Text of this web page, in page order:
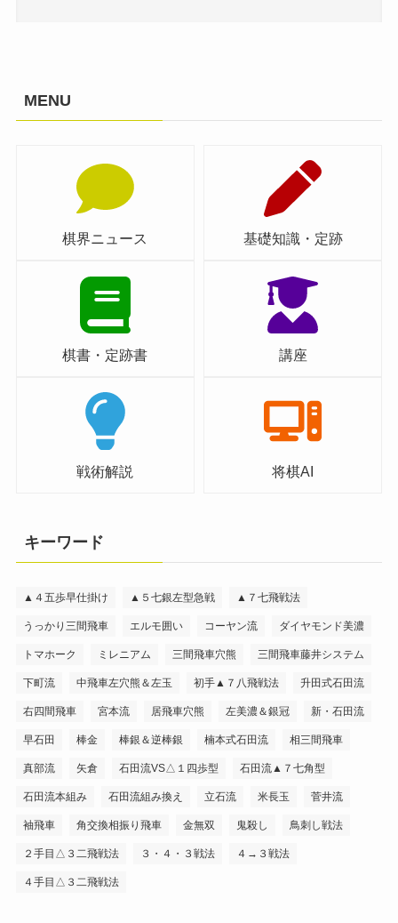
MENU
棋界ニュース 基礎知識・定跡
棋書・定跡書 講座
戦術解説 将棋AI
キーワード
▲４五歩早仕掛け ▲５七銀左型急戦 ▲７七飛戦法
うっかり三間飛車 エルモ囲い コーヤン流 ダイヤモンド美濃
トマホーク ミレニアム 三間飛車穴熊 三間飛車藤井システム
下町流 中飛車左穴熊＆左玉 初手▲７八飛戦法 升田式石田流
右四間飛車 宮本流 居飛車穴熊 左美濃＆銀冠 新・石田流
早石田 棒金 棒銀＆逆棒銀 楠本式石田流 相三間飛車
真部流 矢倉 石田流VS△１四歩型 石田流▲７七角型
石田流本組み 石田流組み換え 立石流 米長玉 菅井流
袖飛車 角交換相振り飛車 金無双 鬼殺し 鳥刺し戦法
２手目△３二飛戦法 ３・４・３戦法 ４→３戦法
４手目△３二飛戦法